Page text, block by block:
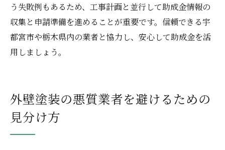
う失敗例もあるため、工事計画と並行して助成金情報の
収集と申請準備を進めることが重要です。信頼できる宇
都宮市や栃木県内の業者と協力し、安心して助成金を活
用しましょう。
外壁塗装の悪質業者を避けるための
見分け方